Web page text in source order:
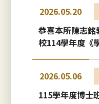
2026.05.20
恭喜本所陳志
校114學年度《
2026.05.06
115學年度博士